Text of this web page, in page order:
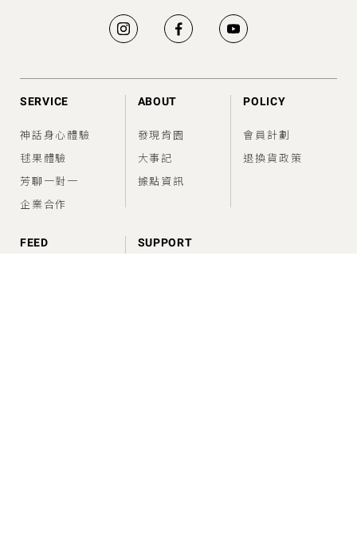
SERVICE
神話身心體驗
毬果體驗
芳聊一對一
企業合作
ABOUT
發現肯園
大事記
據點資訊
POLICY
會員計劃
退換貨政策
FEED SUPPORT